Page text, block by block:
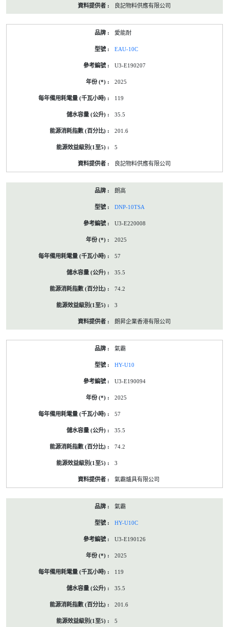
良記物料供應有限公司
愛能耐
EAU-10C
U3-E190207
2025
119
35.5
201.6
5
良記物料供應有限公司
朗高
DNP-10TSA
U3-E220008
2025
57
35.5
74.2
3
朗昇企業香港有限公司
氣霸
HY-U10
U3-E190094
2025
57
35.5
74.2
3
氣霸爐具有限公司
氣霸
HY-U10C
U3-E190126
2025
119
35.5
201.6
5